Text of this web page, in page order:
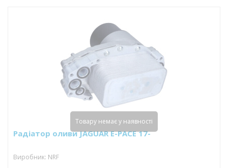
Радіатор оливи JAGUAR E-PACE 17-
Виробник: NRF
Товару немає у наявності